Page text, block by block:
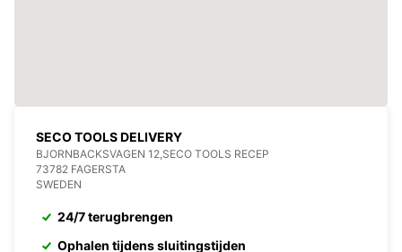
SECO TOOLS DELIVERY
BJORNBACKSVAGEN 12,SECO TOOLS RECEP
73782 FAGERSTA
SWEDEN
24/7 terugbrengen
Ophalen tijdens sluitingstijden